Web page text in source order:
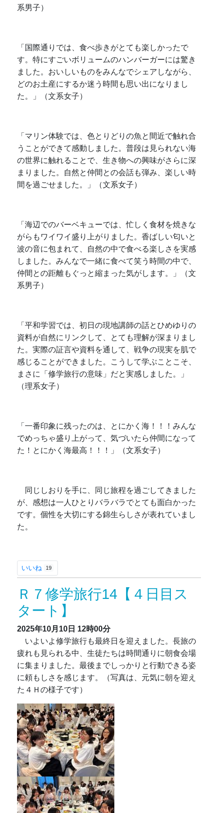
系男子）
「国際通りでは、食べ歩きがとても楽しかったで
す。特にすごいボリュームのハンバーガーには驚き
ました。おいしいものをみんなでシェアしながら、
どのお土産にするか迷う時間も思い出になりまし
た。」（文系女子）
「マリン体験では、色とりどりの魚と間近で触れ合
うことができて感動しました。普段は見られない海
の世界に触れることで、生き物への興味がさらに深
まりました。自然と仲間との会話も弾み、楽しい時
間を過ごせました。」（文系女子）
「海辺でのバーベキューでは、忙しく食材を焼きな
がらもワイワイ盛り上がりました。香ばしい匂いと
波の音に包まれて、自然の中で食べる楽しさを実感
しました。みんなで一緒に食べて笑う時間の中で、
仲間との距離もぐっと縮まった気がします。」（文
系男子）
「平和学習では、初日の現地講師の話とひめゆりの
資料が自然にリンクして、とても理解が深まりまし
た。実際の証言や資料を通して、戦争の現実を肌で
感じることができました。こうして学ぶことこそ、
まさに「修学旅行の意味」だと実感しました。」
（理系女子）
「一番印象に残ったのは、とにかく海！！！みんな
でめっちゃ盛り上がって、気づいたら仲間になって
た！とにかく海最高！！！」（文系女子）
同じしおりを手に、同じ旅程を過ごしてきました
が、感想は一人ひとりバラバラでとても面白かった
です。個性を大切にする錦生らしさが表れていまし
た。
いいね 19
Ｒ７修学旅行14【４日目ス
タート】
2025年10月10日 12時00分
いよいよ修学旅行も最終日を迎えました。長旅の
疲れも見られる中、生徒たちは時間通りに朝食会場
に集まりました。最後までしっかりと行動できる姿
に頼もしさを感じます。（写真は、元気に朝を迎え
た４Ｈの様子です）